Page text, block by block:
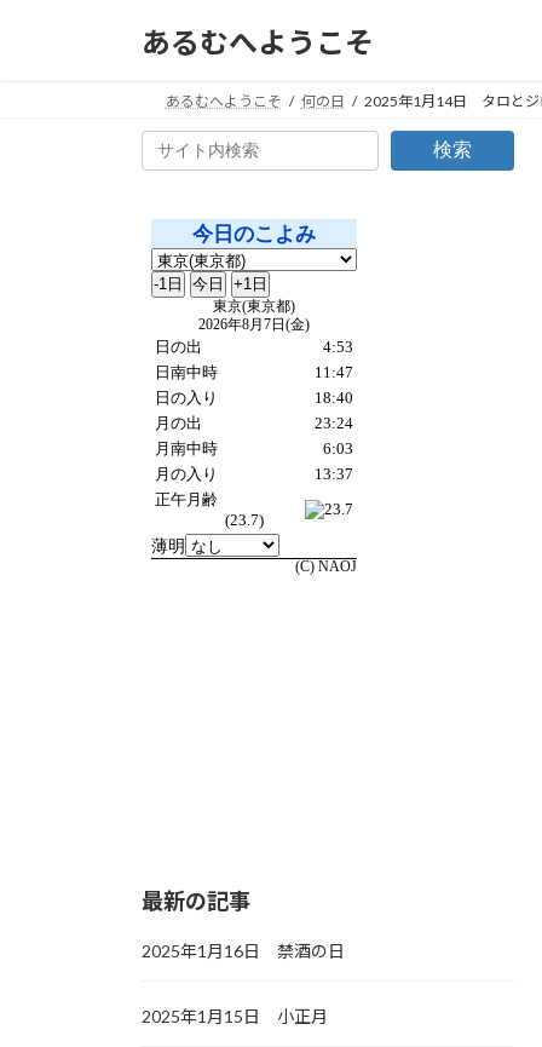
あるむへようこそ
あるむへようこそ 何の日 2025年1月14日 タロとジ
検索
最新の記事
2025年1月16日 禁酒の日
2025年1月15日 小正月